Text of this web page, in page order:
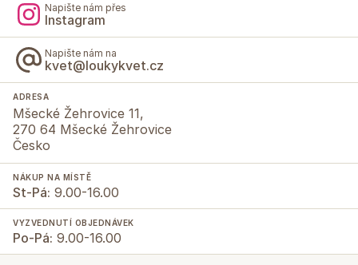
Napište nám přes
Instagram
Napište nám na
kvet@loukykvet.cz
ADRESA
Mšecké Žehrovice 11,
270 64 Mšecké Žehrovice
Česko
NÁKUP NA MÍSTĚ
St-Pá: 9.00-16.00
VYZVEDNUTÍ OBJEDNÁVEK
Po-Pá: 9.00-16.00